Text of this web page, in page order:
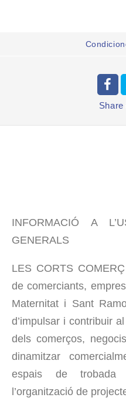
Share
INFORMACIÓ A
GENERALS
LES CORTS
de comerciants,
Maternitat i Sant
d’impulsar i contribuir
dels comerços,
dinamitzar
espais de
l’organització de